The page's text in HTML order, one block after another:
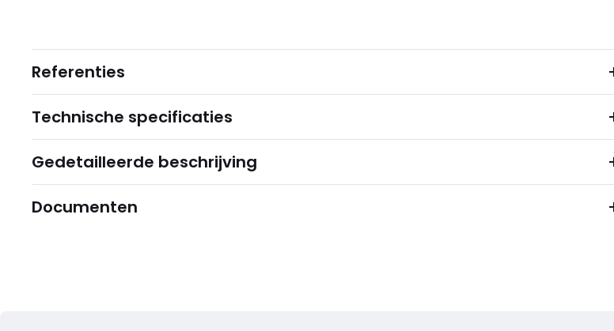
Referenties
Technische specificaties
Gedetailleerde beschrijving
Documenten